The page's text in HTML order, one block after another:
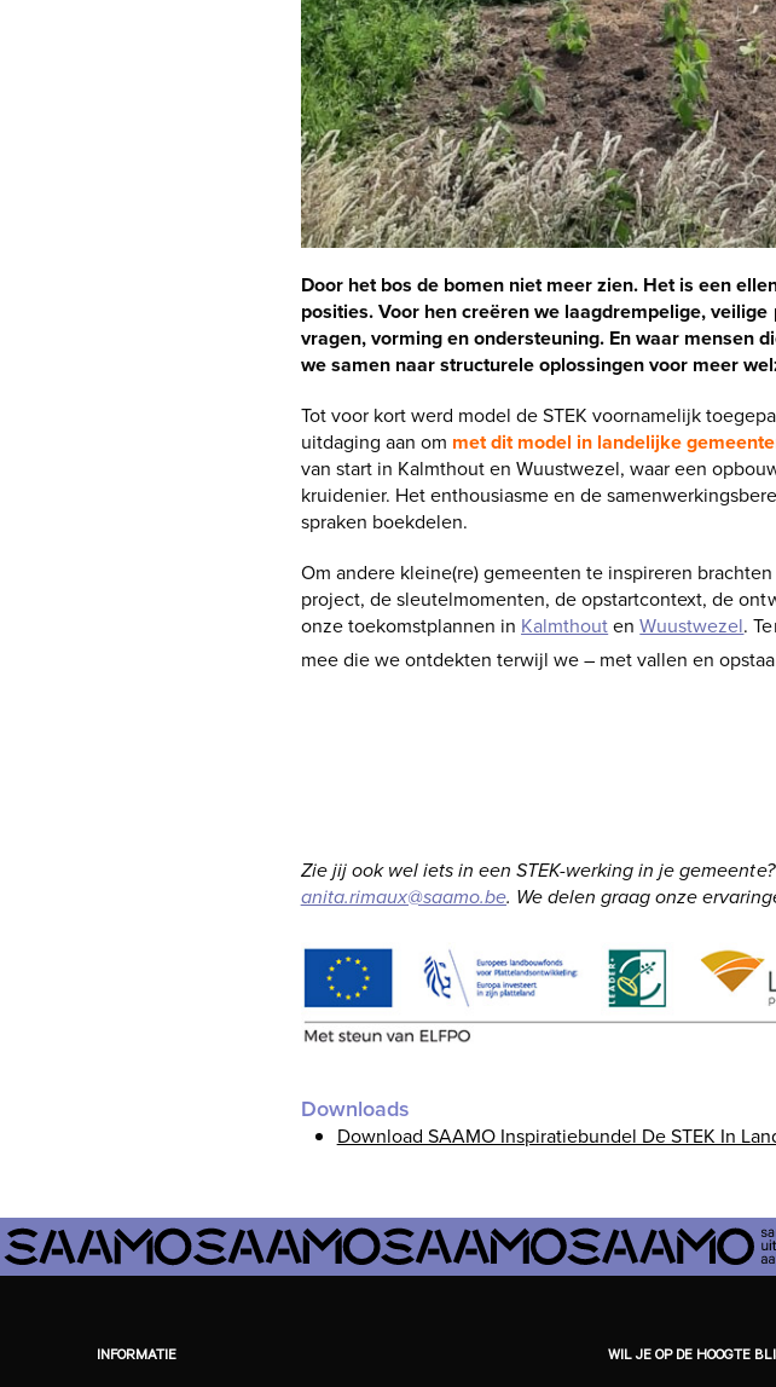
Door het bos de bomen niet meer zien. Het is een
posities. Voor hen creëren we laagdrempelige,
vragen, vorming en ondersteuning. En waar mensen
we samen naar structurele oplossingen voor meer
Tot voor kort werd model de STEK voornamelijk
uitdaging aan om met dit model in landelijke
van start in Kalmthout en Wuustwezel, waar een
kruidenier. Het enthousiasme en de
spraken boekdelen.
Om andere kleine(re) gemeenten te inspireren
project, de sleutelmomenten, de opstartcontext, de
onze toekomstplannen in KalmthoutenWuustwezel.
mee die we ontdekten terwijl we – met vallen en
Zie jij ook wel iets in een STEK-werking in je
anita.rimaux@saamo.be. We delen graag onze
Downloads
Download SAAMO Inspiratiebundel De STEK In
INFORMATIE WIL JE OP DE HOOGTE